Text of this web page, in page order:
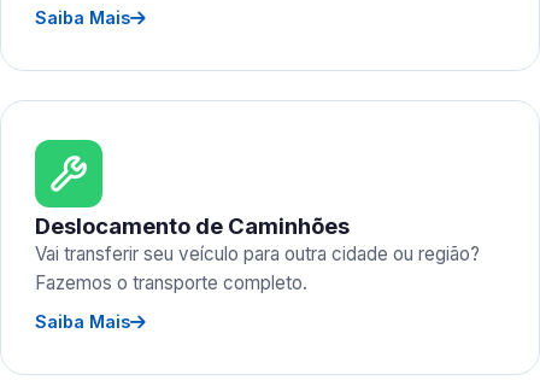
Saiba Mais
Deslocamento de Caminhões
Vai transferir seu veículo para outra cidade ou região?
Fazemos o transporte completo.
Saiba Mais